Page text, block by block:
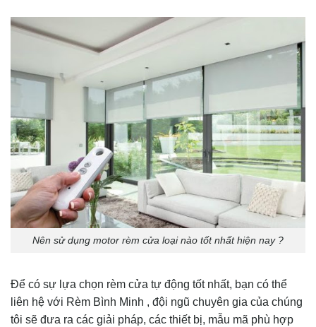
Nên sử dụng motor rèm cửa loại nào tốt nhất hiện nay ?
Để có sự lựa chọn rèm cửa tự động tốt nhất, bạn có thể
liên hệ với Rèm Bình Minh , đội ngũ chuyên gia của chúng
tôi sẽ đưa ra các giải pháp, các thiết bị, mẫu mã phù hợp